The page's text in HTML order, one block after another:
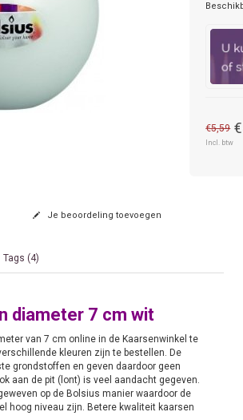
€5,59
Incl. btw
Je beoordeling toevoegen
Tags (4)
diameter 7 cm wit
van 7 cm online in de Kaarsenwinkel te
kleuren zijn te bestellen. De
grondstoffen en geven daardoor geen
aan de pit (lont) is veel aandacht gegeven.
op de Bolsius manier waardoor de
hoog niveau zijn. Betere kwaliteit kaarsen